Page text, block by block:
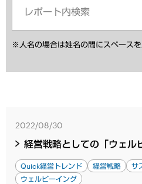
※人名の場合は姓名の間にスペースを
2022/08/30
経営戦略としての「ウェル
Quick経営トレンド 経営戦略
サ
ウェルビーイング